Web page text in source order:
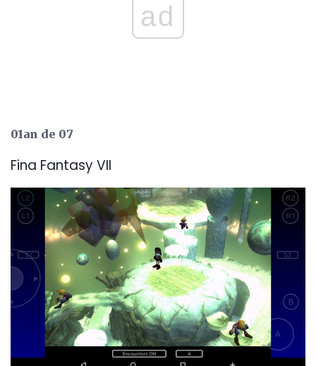
ad
01an de 07
Fina Fantasy VII